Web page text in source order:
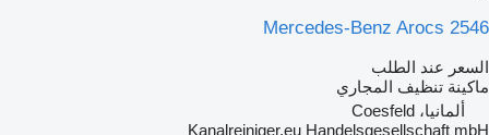
Mercedes-Benz Arocs 2546
السعر عند الطلب
ماكينة تنظيف المجاري
ألمانيا، Coesfeld
Kanalreiniger.eu Handelsgesellschaft mbH